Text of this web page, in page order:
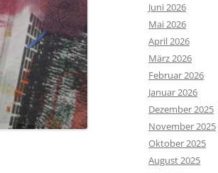
Juni 2026
Mai 2026
April 2026
März 2026
Februar 2026
Januar 2026
Dezember 2025
November 2025
Oktober 2025
August 2025